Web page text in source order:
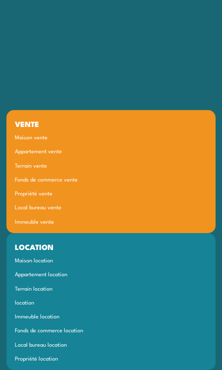
VENTE
Maison vente
Appartement vente
Terrain vente
Local bureau vente
Immeuble vente
Fonds de commerce vente
Propriété vente
LOCATION
Maison location
Appartement location
Terrain location
Local bureau location
Propriété location
location
Immeuble location
Fonds de commerce location